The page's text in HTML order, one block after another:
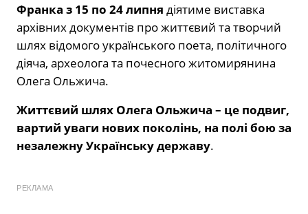
Франка з 15 по 24 липня діятиме виставка
архівних документів про життєвий та творчий
шлях відомого українського поета, політичного
діяча, археолога та почесного житомирянина
Олега Ольжича.
Життєвий шлях Олега Ольжича – це подвиг,
вартий уваги нових поколінь, на полі бою за
незалежну Українську державу.
РЕКЛАМА